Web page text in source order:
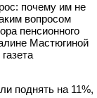
почему им не
вопросом
пенсионного
Мастюгиной
газета
поднять на 11%,